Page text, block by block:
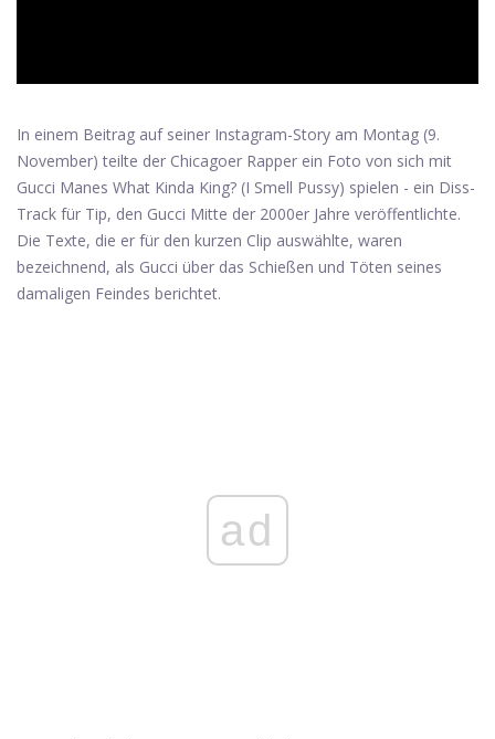
In einem Beitrag auf seiner Instagram-Story am Montag (9.
November) teilte der Chicagoer Rapper ein Foto von sich mit
Gucci Manes What Kinda King? (I Smell Pussy) spielen - ein Diss-
Track für Tip, den Gucci Mitte der 2000er Jahre veröffentlichte.
Die Texte, die er für den kurzen Clip auswählte, waren
bezeichnend, als Gucci über das Schießen und Töten seines
damaligen Feindes berichtet.
ad